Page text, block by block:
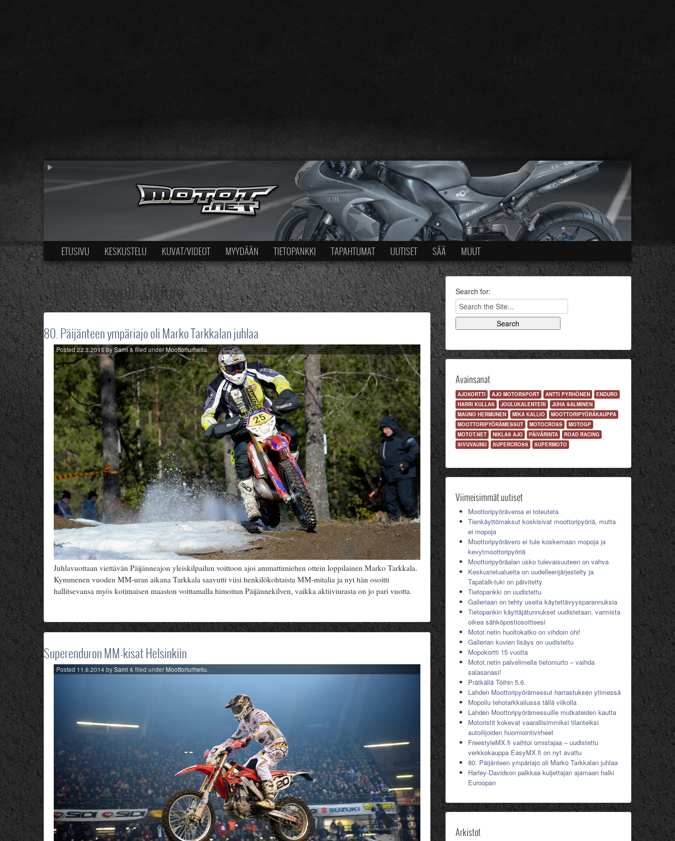
ETUSIVU KESKUSTELU KUVAT/VIDEOT MYYDÄÄN TIETOPANKKI TAPAHTUMAT UUTISET SÄÄ MUUT
Posts Tagged:Enduro
80. Päijänteen ympäriajo oli Marko Tarkkalan juhlaa
Posted22.3.2015 bySami& filed underMoottoriurheilu.
Juhlavuottaan viettävän Päijänneajon yleiskilpailun voittoon ajoi ammattimiehen ottein loppilainen Marko Tarkkala.
Kymmenen vuoden MM-uran aikana Tarkkala saavutti viisi henkilökohtaista MM-mitalia ja nyt hän osoitti
hallitsevansa myös kotimaisen maaston voittamalla himoitun Päijännekilven, vaikka aktiiviurasta on jo pari vuotta.
Superenduron MM-kisat Helsinkiin
Posted 11.6.2014 bySami & filed under Moottoriurheilu.
Search for:
Avainsanat
AJOKORTTI AJO MOTORSPORT ANTTI PYRHÖNEN
ENDURO
HARRI KULLAS
JOULUKALENTERI
JUHA SALMINEN
MAUNO HERMUNEN
MIKA KALLIO
MOOTTORIPYÖRÄKAUPPA
MOOTTORIPYÖRÄMESSUT
MOTOCROSS
MOTOGP
MOTOT.NET
NIKLAS AJO PÄIVÄRINTA
ROAD RACING
SIVUVAUNU
SUPERCROSS SUPERMOTO
Viimeisimmät uutiset
Moottoripyöräveroa ei toteuteta
Tienkäyttömaksut koskisivat moottoripyöriä, mutta
ei mopoja
Moottoripyörävero ei tule koskemaan mopoja ja
kevytmoottoripyöriä
Moottoripyöräalan usko tulevaisuuteen on vahva
Keskustelualueita on uudelleenjärjestelty ja
Tapatalk-tuki on päivitetty
Tietopankki on uudistettu
Galleriaan on tehty useita käytettävyysparannuksia
Tietopankin käyttäjätunnukset uudistetaan, varmista
oikea sähköpostiosoitteesi
Motot.netin huoltokatko on vihdoin ohi!
Gallerian kuvien lisäys on uudistettu
Mopokortti 15 vuotta
Motot.netin palvelimella tietomurto – vaihda
salasanasi!
Prätkällä Töihin 5.6.
Lahden Moottoripyörämessut harrastuksen ytimessä
Mopoilu tehotarkkailussa tällä viikolla
Lahden Moottoripyörämessuille mutkateiden kautta
Motoristit kokevat vaarallisimmiksi tilanteiksi
autoilijoiden huomiointivirheet
FreestyleMX.fi vaihtoi omistajaa – uudistettu
verkkokauppa EasyMX.fi on nyt avattu
80. Päijänteen ympäriajo oli Marko Tarkkalan juhlaa
Harley-Davidson palkkaa kuljettajan ajamaan halki
Euroopan
Arkistot